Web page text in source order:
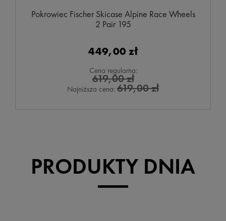
Pokrowiec Fischer Skicase Alpine Race Wheels
2 Pair 195
449,00 zł
Cena regularna:
619,00 zł
Najniższa cena: 619,00 zł
PRODUKTY DNIA